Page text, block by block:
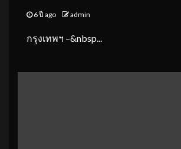
6 ปี ago admin
กรุงเทพฯ –&nbsp...